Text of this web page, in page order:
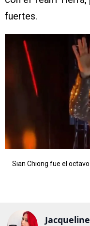
fuertes.
Sian Chiong fue el